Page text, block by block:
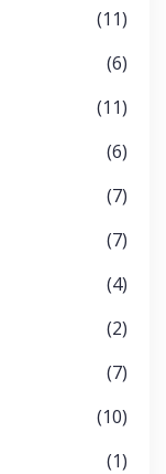
(11)
(6)
(11)
(6)
(7)
(7)
(4)
(2)
(7)
(10)
(1)